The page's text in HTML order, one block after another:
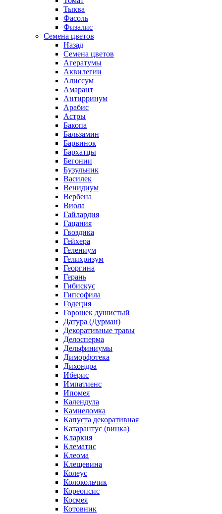
Тыква
Фасоль
Физалис
Семена цветов
Назад
Семена цветов
Агератумы
Аквилегии
Алиссум
Амарант
Антирринум
Арабис
Астры
Бакопа
Бальзамин
Барвинок
Бархатцы
Бегонии
Бузульник
Василек
Венидиум
Вербена
Виола
Гайлардия
Гацания
Гвоздика
Гейхера
Гелениум
Гелихризум
Георгина
Герань
Гибискус
Гипсофила
Годеция
Горошек душистый
Датура (Дурман)
Декоративные травы
Делосперма
Дельфиниумы
Диморфотека
Дихондра
Иберис
Импатиенс
Ипомея
Календула
Камнеломка
Капуста декоративная
Катарантус (винка)
Кларкия
Клематис
Клеома
Клещевина
Колеус
Колокольчик
Кореопсис
Космея
Котовник